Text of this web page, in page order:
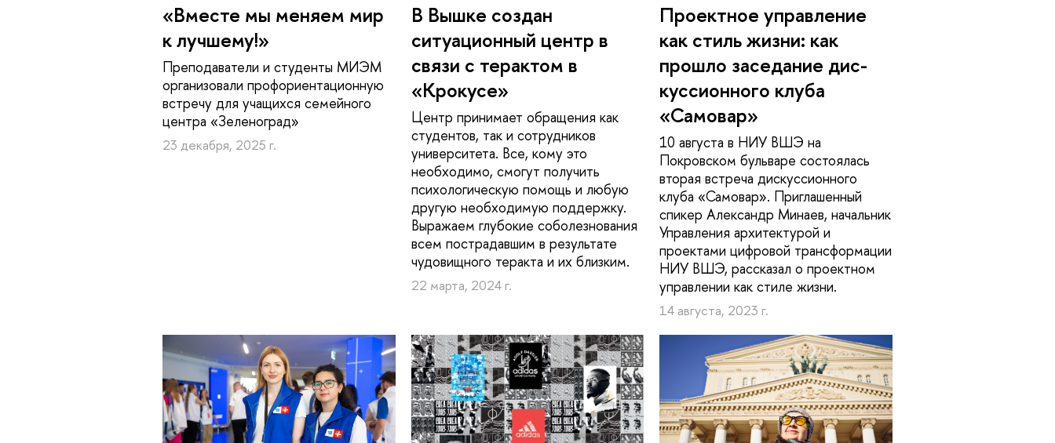
«Вместе мы меняем мир
к лучшему!»
Преподаватели и студенты МИЭМ
организовали профориентационную
встречу для учащихся семейного
центра «Зеленоград»
23 декабря, 2025 г.
В Вышке создан
ситуационный центр в
связи с терактом в
«Крокусе»
Центр принимает обращения как
студентов, так и сотрудников
университета. Все, кому это
необходимо, смогут получить
психологическую помощь и любую
другую необходимую поддержку.
Выражаем глубокие соболезнования
всем пострадавшим в результате
чудовищного теракта и их близким.
22 марта, 2024 г.
Проектное управление
как стиль жизни: как
прошло заседание дис­
кус­си­он­но­го клуба
«Самовар»
10 августа в НИУ ВШЭ на
Покровском бульваре состоялась
вторая встреча дискуссионного
клуба «Самовар». Приглашенный
спикер Александр Минаев, начальник
Управления архитектурой и
проектами цифровой трансформации
НИУ ВШЭ, рассказал о проектном
управлении как стиле жизни.
14 августа, 2023 г.